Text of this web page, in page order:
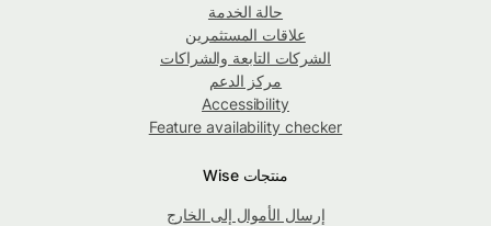
حالة الخدمة
علاقات المستثمرين
الشركات التابعة والشراكات
مركز الدعم
Accessibility
Feature availability checker
منتجات Wise
إرسال الأموال إلى الخارج